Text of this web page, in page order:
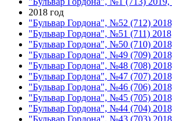
2018 год
"Бульвар Гордона", №52 (712)
"Бульвар Гордона", №51 (711)
"Бульвар Гордона", №50 (710)
"Бульвар Гордона", №49 (709)
"Бульвар Гордона", №48 (708)
"Бульвар Гордона", №47 (707)
"Бульвар Гордона", №46 (706)
"Бульвар Гордона", №45 (705)
"Бульвар Гордона", №44 (704)
"Бульвар Гордона", №43 (703)